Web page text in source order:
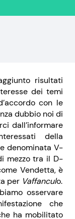
risultati
dei temi
con le
dubbio noi di
dall’informare
della
denominata V-
mezzo tra il D-
Vendetta, è
per Vaffanculo.
osservare
che
ha mobilitato